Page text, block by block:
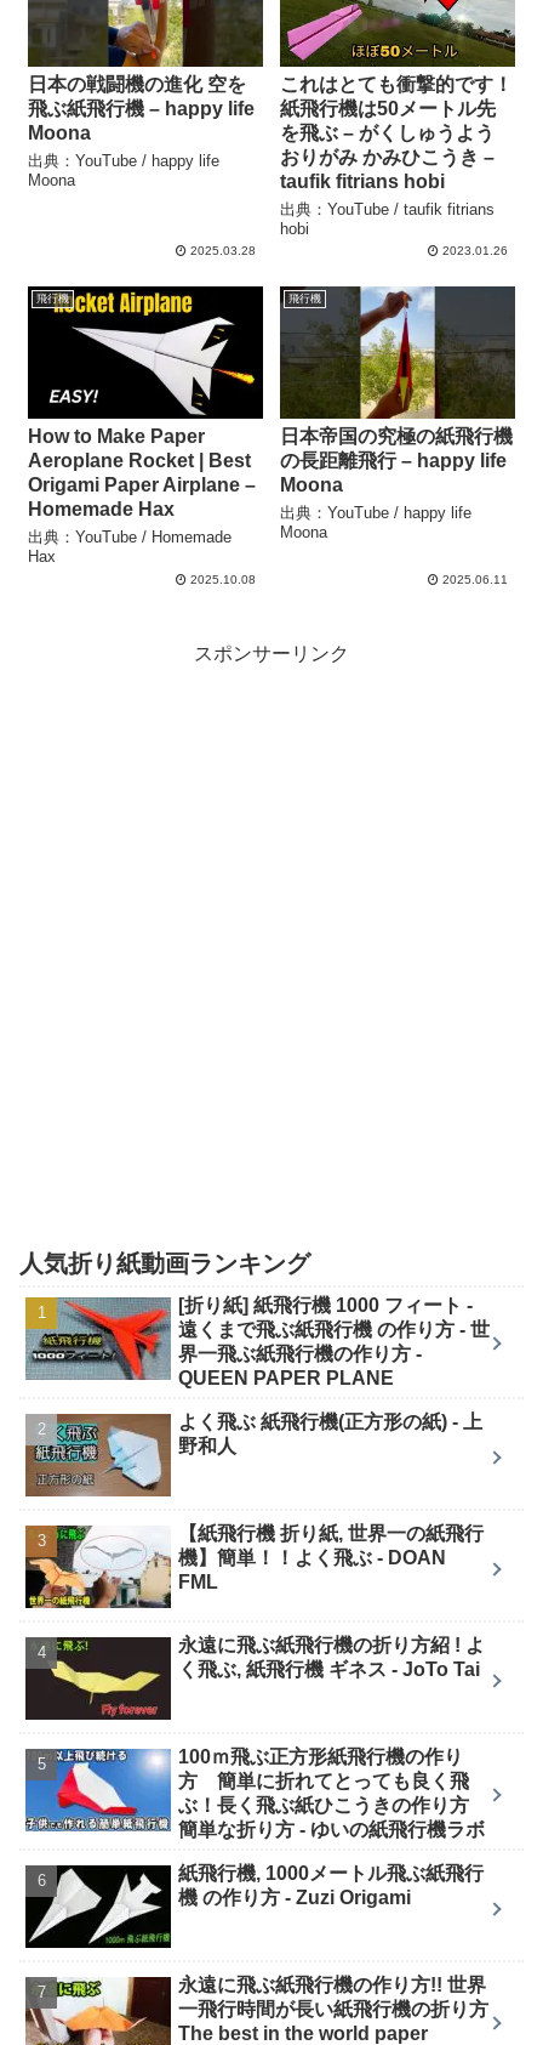
日本の戦闘機の進化 空を
飛ぶ紙飛行機 – happy life
Moona
出典：YouTube / happy life
Moona
2025.03.28
これはとても衝撃的です！
紙飛行機は50メートル先
を飛ぶ – がくしゅうよう
おりがみ かみひこうき –
taufik fitrians hobi
出典：YouTube / taufik fitrians
hobi
2023.01.26
飛行機
How to Make Paper
Aeroplane Rocket | Best
Origami Paper Airplane –
Homemade Hax
出典：YouTube / Homemade
Hax
2025.10.08
飛行機
日本帝国の究極の紙飛行機
の長距離飛行 – happy life
Moona
出典：YouTube / happy life
Moona
2025.06.11
スポンサーリンク
人気折り紙動画ランキング
[折り紙] 紙飛行機 1000 フィート -
遠くまで飛ぶ紙飛行機 の作り方 - 世
界一飛ぶ紙飛行機の作り方 -
QUEEN PAPER PLANE
よく飛ぶ 紙飛行機(正方形の紙) - 上
野和人
【紙飛行機 折り紙, 世界一の紙飛行
機】簡単！！よく飛ぶ - DOAN
FML
永遠に飛ぶ紙飛行機の折り方紹 ! よ
く飛ぶ, 紙飛行機 ギネス - JoTo Tai
100ｍ飛ぶ正方形紙飛行機の作り
方 簡単に折れてとっても良く飛
ぶ！長く飛ぶ紙ひこうきの作り方
簡単な折り方 - ゆいの紙飛行機ラボ
紙飛行機, 1000メートル飛ぶ紙飛行
機 の作り方 - Zuzi Origami
永遠に飛ぶ紙飛行機の作り方!! 世界
一飛行時間が長い紙飛行機の折り方
The best in the world paper